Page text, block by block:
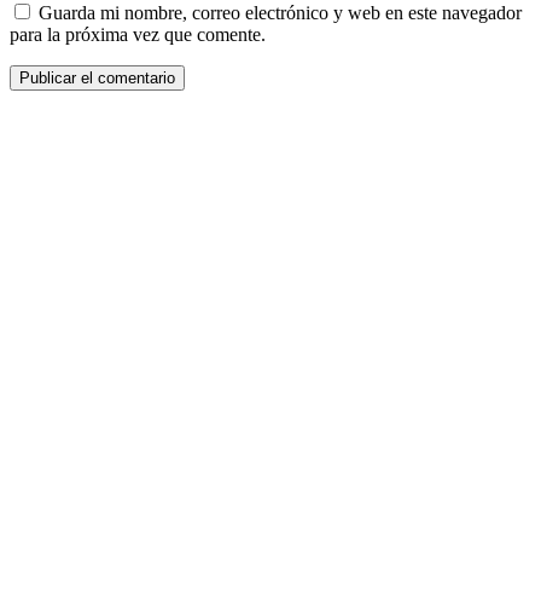
Guarda mi nombre, correo electrónico y web en este navegador
para la próxima vez que comente.